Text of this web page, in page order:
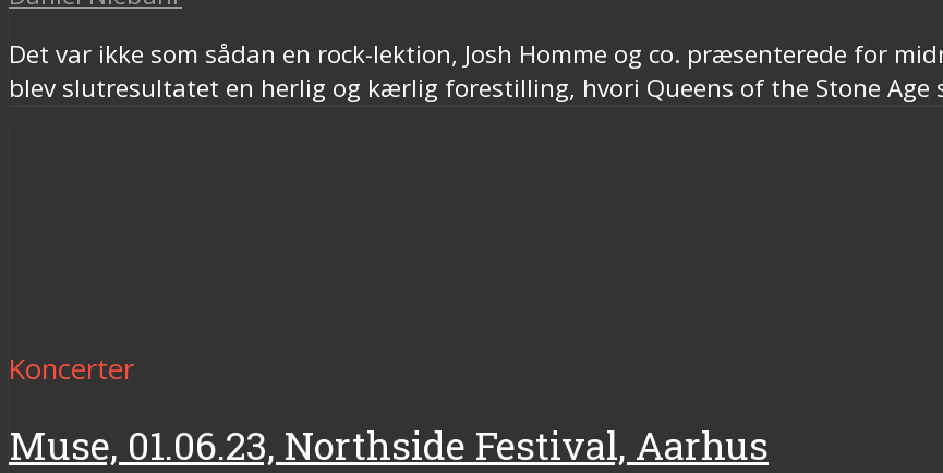
Det var ikke som sådan en rock-lektion, Josh Homme og co. præsenterede for
blev slutresultatet en herlig og kærlig forestilling, hvori Queens of the Stone
Koncerter
Muse, 01.06.23, Northside Festival, Aarhus